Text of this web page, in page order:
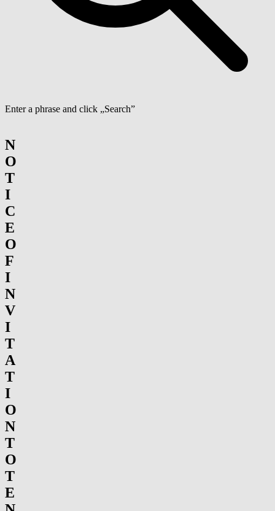
Enter a phrase and click „Search”
N
O
T
I
C
E
O
F
I
N
V
I
T
A
T
I
O
N
T
O
T
E